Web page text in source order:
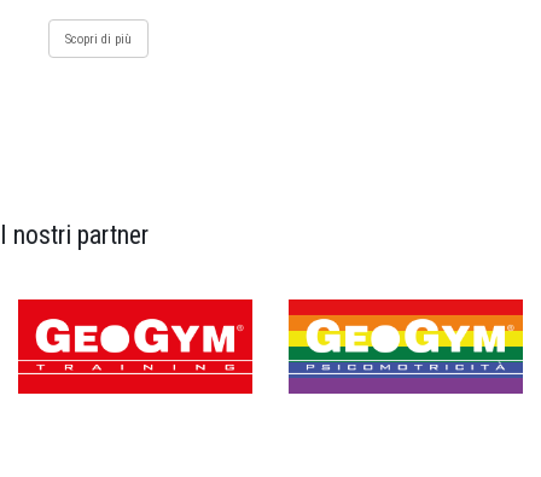
Scopri di più
I nostri partner